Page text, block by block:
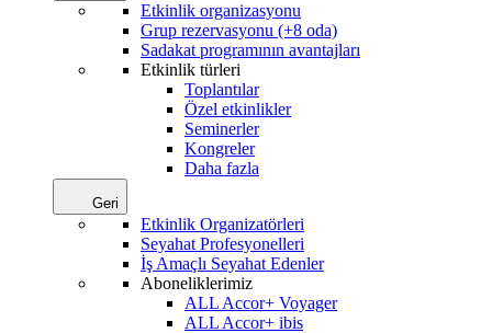
Etkinlik organizasyonu
Grup rezervasyonu (+8 oda)
Sadakat programının avantajları
Etkinlik türleri
Toplantılar
Özel etkinlikler
Seminerler
Kongreler
Daha fazla
Geri
Etkinlik Organizatörleri
Seyahat Profesyonelleri
İş Amaçlı Seyahat Edenler
Aboneliklerimiz
ALL Accor+ Voyager
ALL Accor+ ibis